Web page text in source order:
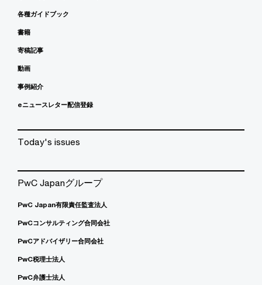
各種ガイドブック
書籍
寄稿記事
動画
事例紹介
eニュースレター配信登録
Today's issues
PwC Japanグループ
PwC Japan有限責任監査法人
PwCコンサルティング合同会社
PwCアドバイザリー合同会社
PwC税理士法人
PwC弁護士法人